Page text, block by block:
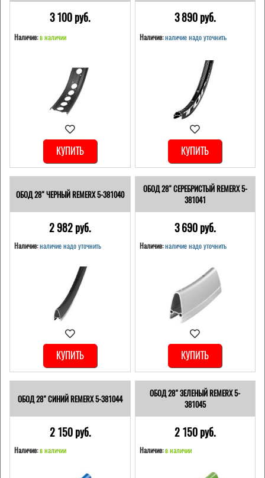
3 100 pуб.
Наличие:в наличии
КУПИТЬ
3 890 pуб.
Наличие: наличие надо уточнить
КУПИТЬ
ОБОД 28" ЧЕРНЫЙ REMERX 5-381040
2 982 pуб.
Наличие:наличие надо уточнить
КУПИТЬ
ОБОД 28" СЕРЕБРИСТЫЙ REMERX 5-
381041
3 690 pуб.
Наличие: наличие надо уточнить
КУПИТЬ
ОБОД 28" СИНИЙ REMERX 5-381044
2 150 pуб.
Наличие:в наличии
ОБОД 28" ЗЕЛЕНЫЙ REMERX 5-
381045
2 150 pуб.
Наличие: в наличии